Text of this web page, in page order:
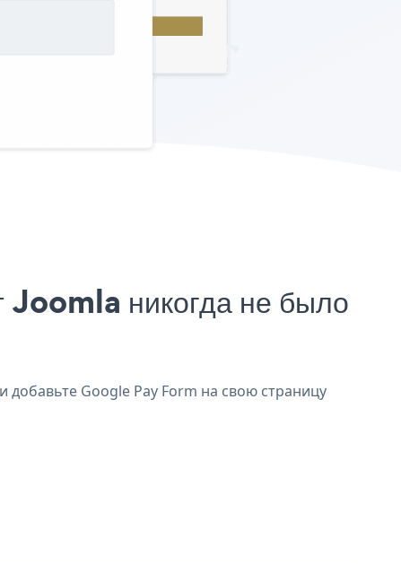
никогда не было
добавьте Google Pay Form на свою страницу